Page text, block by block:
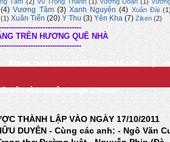
Tâm (2) Vũ Trọng Thanh (1) Vương Doãn (1)
(4) Vương Tâm (3) Xanh Nguyên (4) Xuân Đài
(1) Xuân Tiến (20) Ý Thu (3) Yên Kha (7) Ziken (2)
TRÊN HƯƠNG QUÊ NHÀ
Email: huongquenha2023@gmail.com
trên trình duyệt Google Chrome
THÀNH LẬP VÀO NGÀY 17/10/2011
DUYÊN - Cùng các anh: - Ngô Văn